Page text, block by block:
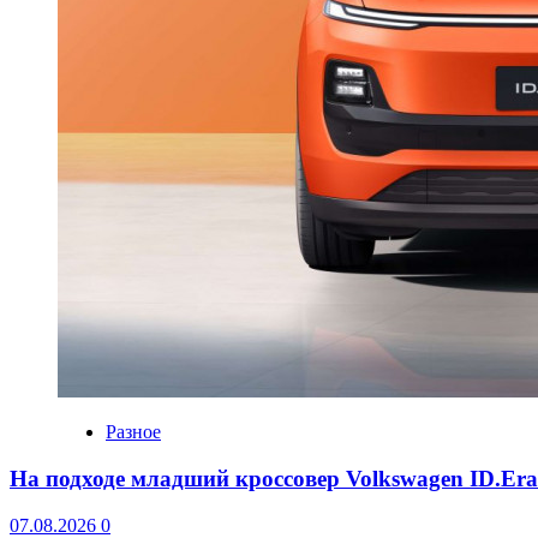
Разное
На подходе младший кроссовер Volkswagen
07.08.2026 0